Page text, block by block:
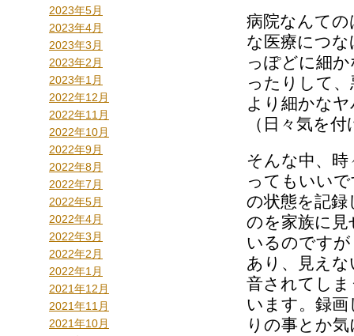
2023年5月
2023年4月
2023年3月
2023年2月
2023年1月
2022年12月
2022年11月
2022年10月
2022年9月
2022年8月
2022年7月
2022年5月
2022年4月
2022年3月
2022年2月
2022年1月
2021年12月
2021年11月
2021年10月
病院なんての
な医療につ
っぽどに細
ったりして
より細かな
（日々気を
そんな中、
ってもいい
の状態を記
のを家族に
いるのですが
あり、見え
音されてし
います。録
りの事とか